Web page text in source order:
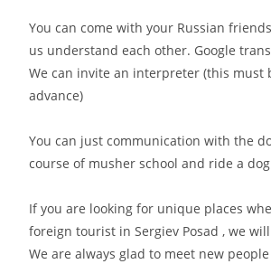
You can come with your Russian
us understand each other. Google
We can invite an interpreter (this must
advance)
You can just communication with the
course of musher school and ride a
If you are looking for unique places
foreign tourist in Sergiev Posad , we
We are always glad to meet new people